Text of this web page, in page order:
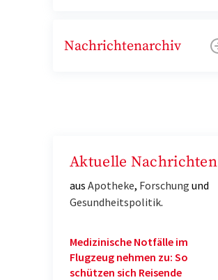
Nachrichtenarchiv
Aktuelle Nachrichten
aus Apotheke, Forschung und
Gesundheitspolitik.
Medizinische Notfälle im
Flugzeug nehmen zu: So
schützen sich Reisende